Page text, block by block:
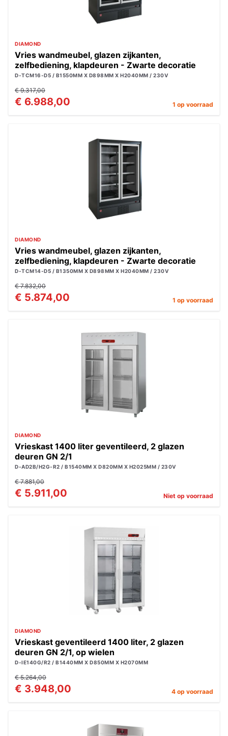
DIAMOND
Vries wandmeubel, glazen zijkanten,
zelfbediening, klapdeuren - Zwarte decoratie
D-TCM16-D5 / B1550MM X D898MM X H2040MM / 230V
€ 9.317,00
€ 6.988,00 1 op voorraad
DIAMOND
Vries wandmeubel, glazen zijkanten,
zelfbediening, klapdeuren - Zwarte decoratie
D-TCM14-D5 / B1350MM X D898MM X H2040MM / 230V
€ 7.832,00
€ 5.874,00 1 op voorraad
DIAMOND
Vrieskast 1400 liter geventileerd, 2 glazen
deuren GN 2/1
D-AD2B/H2G-R2 / B1540MM X D820MM X H2025MM / 230V
€ 7.881,00
€ 5.911,00 Niet op voorraad
DIAMOND
Vrieskast geventileerd 1400 liter, 2 glazen
deuren GN 2/1, op wielen
D-IE140G/R2 / B1440MM X D850MM X H2070MM
€ 5.264,00
€ 3.948,00 4 op voorraad